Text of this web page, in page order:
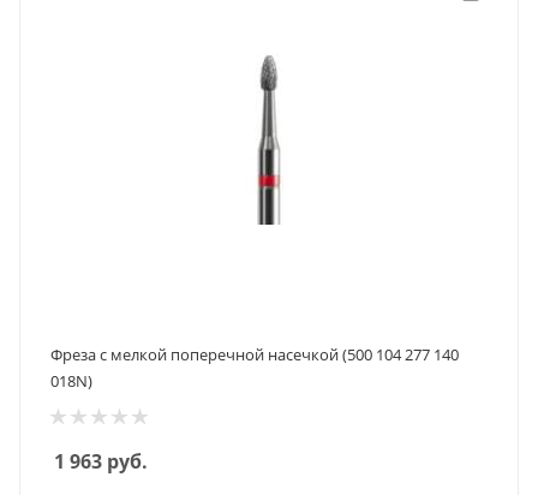
Фреза с мелкой поперечной насечкой (500 104 277 140
018N)
1 963 руб.